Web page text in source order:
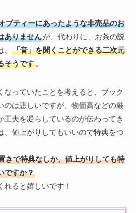
ブティーにあったような非売品のお
ありませんが、代わりに、お茶の説
「音」を聞くことができる二次元
そうです。
なっていたことを考えると、ブック
のは悲しいですが、物価高などの厳
工夫を凝らしているのが伝わってき
、値上がりしてもいいので特典をつ
きで特典なしか、値上がりしても特
ですか？
れると嬉しいです！